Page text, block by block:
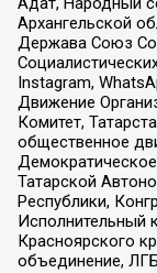
Архангельской
Держава Союз
Instagram,
Движение
Комитет,
общественное
Татарской
Республики,
Исполнительный
Красноярского
объединение,